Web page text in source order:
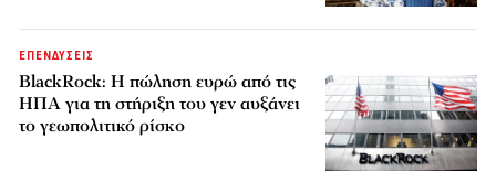
ΕΠΕΝΔΥΣΕΙΣ
BlackRock: Η πώληση ευρώ από τις
ΗΠΑ για τη στήριξη του γεν αυξάνει
το γεωπολιτικό ρίσκο